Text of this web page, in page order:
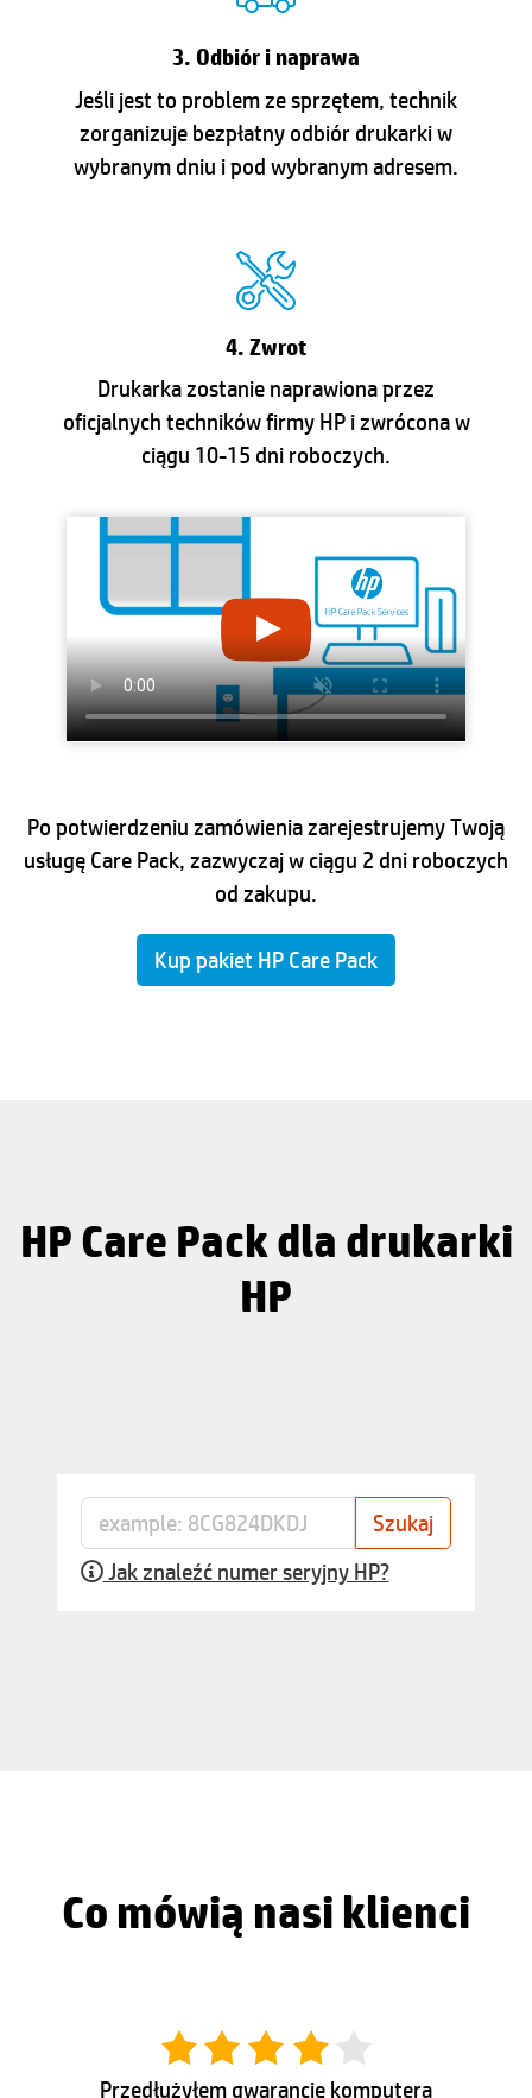
3. Odbiór i naprawa
Jeśli jest to problem ze sprzętem, technik
zorganizuje bezpłatny odbiór drukarki w
wybranym dniu i pod wybranym adresem.
4. Zwrot
Drukarka zostanie naprawiona przez
oficjalnych techników firmy HP i zwrócona w
ciągu 10-15 dni roboczych.
Po potwierdzeniu zamówienia zarejestrujemy Twoją
usługę Care Pack, zazwyczaj w ciągu 2 dni roboczych
od zakupu.
Kup pakiet HP Care Pack
HP Care Pack dla drukarki
HP
Jak znaleźć numer seryjny HP?
Co mówią nasi klienci
Przedłużyłem gwarancję komputera